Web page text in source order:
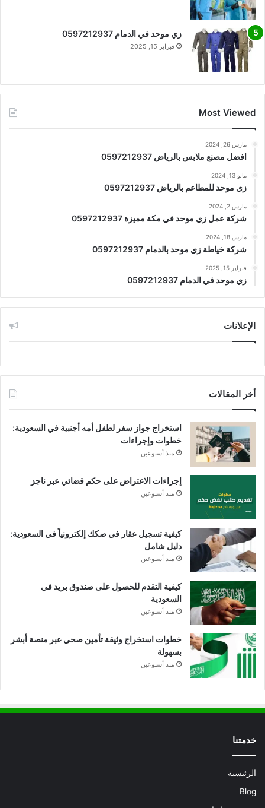
زي موحد في الدمام 0597212937
فبراير 15, 2025
Most Viewed
مارس 26, 2024
افضل مصنع ملابس بالرياض 0597212937
مايو 13, 2024
زي موحد للمطاعم بالرياض 0597212937
مارس 2, 2024
شركة عمل زي موحد في مكة مميزة 0597212937
مارس 18, 2024
شركة خياطة زي موحد بالدمام 0597212937
فبراير 15, 2025
زي موحد في الدمام 0597212937
الإعلانات
أخر المقالات
استخراج جواز سفر لطفل أمه أجنبية في السعودية:
خطوات وإجراءات
منذ أسبوعين
إجراءات الاعتراض على حكم قضائي عبر ناجز
منذ أسبوعين
كيفية تسجيل عقار في صكك إلكترونياً في السعودية:
دليل شامل
منذ أسبوعين
كيفية التقدم للحصول على صندوق بريد في
السعودية
منذ أسبوعين
خطوات استخراج وثيقة تأمين صحي عبر منصة أبشر
بسهولة
منذ أسبوعين
خدمتنا
الرئيسية
Blog